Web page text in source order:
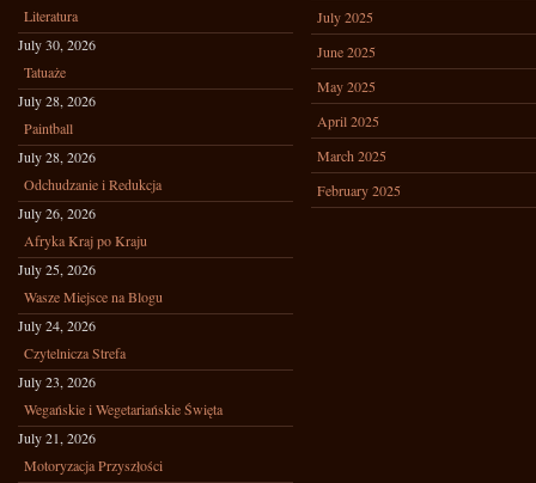
Literatura
July 30, 2026
Tatuaże
July 28, 2026
Paintball
July 28, 2026
Odchudzanie i Redukcja
July 26, 2026
Afryka Kraj po Kraju
July 25, 2026
Wasze Miejsce na Blogu
July 24, 2026
Czytelnicza Strefa
July 23, 2026
Wegańskie i Wegetariańskie Święta
July 21, 2026
Motoryzacja Przyszłości
July 2025
June 2025
May 2025
April 2025
March 2025
February 2025